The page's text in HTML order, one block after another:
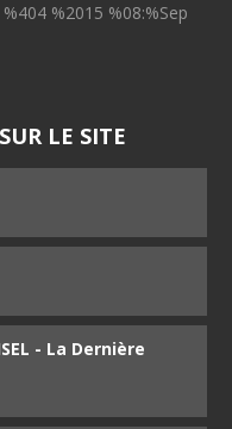
%2015 %08:%Sep
LE SITE
- La Dernière